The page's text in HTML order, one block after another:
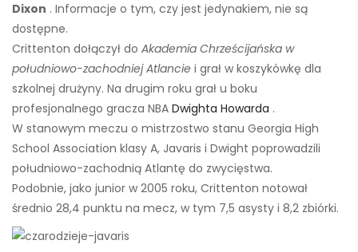
Dixon . Informacje o tym, czy jest jedynakiem, nie są
dostępne.
Crittenton dołączył do Akademia Chrześcijańska w
południowo-zachodniej Atlancie i grał w koszykówkę dla
szkolnej drużyny. Na drugim roku grał u boku
profesjonalnego gracza NBA Dwighta Howarda .
W stanowym meczu o mistrzostwo stanu Georgia High
School Association klasy A, Javaris i Dwight poprowadzili
południowo-zachodnią Atlantę do zwycięstwa.
Podobnie, jako junior w 2005 roku, Crittenton notował
średnio 28,4 punktu na mecz, w tym 7,5 asysty i 8,2 zbiórki.